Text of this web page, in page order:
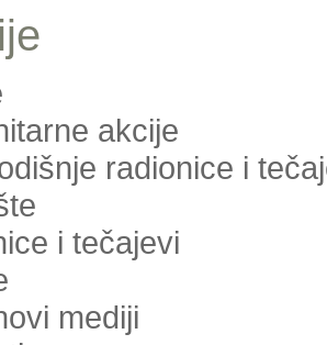
akcije
radionice i
i tečajevi
mediji